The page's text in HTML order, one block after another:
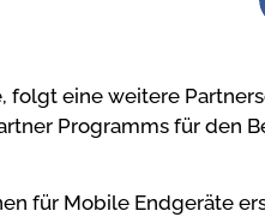
folgt eine weitere
Programms für den
für Mobile Endgeräte